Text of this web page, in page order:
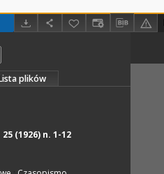
plików
(1926) n. 1-12